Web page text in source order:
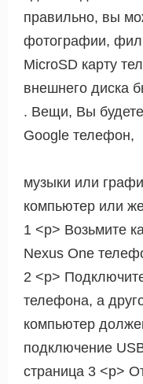
правильно, вы
фотографии,
MicroSD карту
внешнего диска
. Вещи, Вы
Google телефон,
музыки или
компьютер или
1 <р> Возьмите
Nexus One
2 <р>
телефона, а
компьютер
подключение
страница 3 <р>